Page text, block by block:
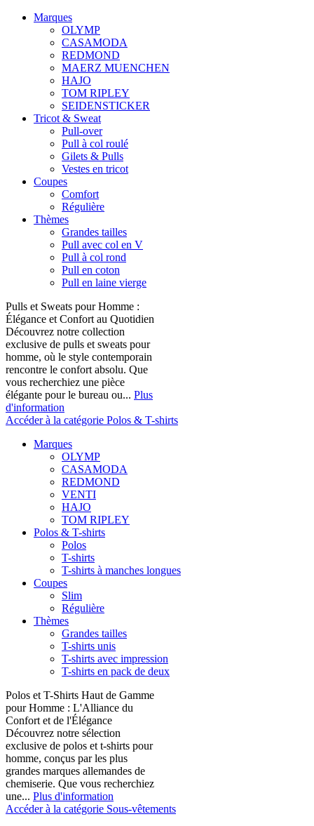
Marques
OLYMP
CASAMODA
REDMOND
MAERZ MUENCHEN
HAJO
TOM RIPLEY
SEIDENSTICKER
Tricot & Sweat
Pull-over
Pull à col roulé
Gilets & Pulls
Vestes en tricot
Coupes
Comfort
Régulière
Thèmes
Grandes tailles
Pull avec col en V
Pull à col rond
Pull en coton
Pull en laine vierge
Pulls et Sweats pour Homme :
Élégance et Confort au Quotidien
Découvrez notre collection
exclusive de pulls et sweats pour
homme, où le style contemporain
rencontre le confort absolu. Que
vous recherchiez une pièce
élégante pour le bureau ou... Plus
d'information
Accéder à la catégorie Polos & T-shirts
Marques
OLYMP
CASAMODA
REDMOND
VENTI
HAJO
TOM RIPLEY
Polos & T-shirts
Polos
T-shirts
T-shirts à manches longues
Coupes
Slim
Régulière
Thèmes
Grandes tailles
T-shirts unis
T-shirts avec impression
T-shirts en pack de deux
Polos et T-Shirts Haut de Gamme
pour Homme : L'Alliance du
Confort et de l'Élégance
Découvrez notre sélection
exclusive de polos et t-shirts pour
homme, conçus par les plus
grandes marques allemandes de
chemiserie. Que vous recherchiez
une... Plus d'information
Accéder à la catégorie Sous-vêtements